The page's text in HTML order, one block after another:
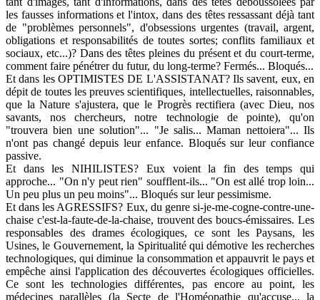
les fausses informations et l'intox, dans des têtes ressassant déjà tant
de "problèmes personnels", d'obsessions urgentes (travail, argent,
obligations et responsabilités de toutes sortes; conflits familiaux et
sociaux, etc...)? Dans des têtes pleines du présent et du court-terme,
comment faire pénétrer du futur, du long-terme? Fermés... Bloqués...
Et dans les OPTIMISTES DE L'ASSISTANAT? Ils savent, eux, en
dépit de toutes les preuves scientifiques, intellectuelles, raisonnables,
que la Nature s'ajustera, que le Progrès rectifiera (avec Dieu, nos
savants, nos chercheurs, notre technologie de pointe), qu'on
"trouvera bien une solution"... "Je salis... Maman nettoiera"... Ils
n'ont pas changé depuis leur enfance. Bloqués sur leur confiance
passive.
Et dans les NIHILISTES? Eux voient la fin des temps qui
approche... "On n'y peut rien" soufflent-ils... "On est allé trop loin...
Un peu plus un peu moins"... Bloqués sur leur pessimisme.
Et dans les AGRESSIFS? Eux, du genre si-je-me-cogne-contre-une-
chaise c'est-la-faute-de-la-chaise, trouvent des boucs-émissaires. Les
responsables des drames écologiques, ce sont les Paysans, les
Usines, le Gouvernement, la Spiritualité qui démotive les recherches
technologiques, qui diminue la consommation et appauvrit le pays et
empêche ainsi l'application des découvertes écologiques officielles.
Ce sont les technologies différentes, pas encore au point, les
médecines parallèles (la Secte de l'Homéopathie qu'accuse... la